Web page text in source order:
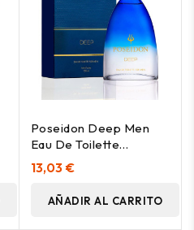
Poseidon Deep Men
Eau De Toilette
Vaporizador 150 Ml
13,03 €
AÑADIR AL CARRITO